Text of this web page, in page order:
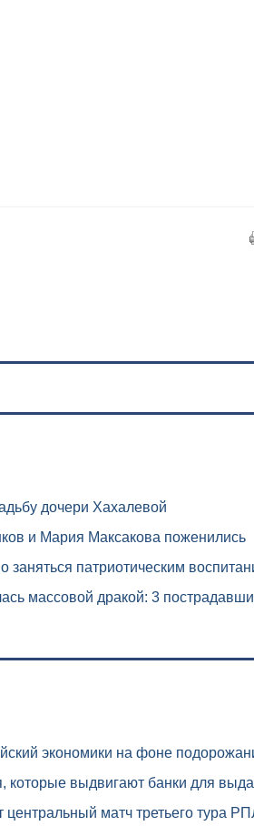
дочери Хахалевой
и Мария Максакова поженились
заняться патриотическим
массовой дракой: 3
экономики на фоне
которые выдвигают банки для
матч третьего тура